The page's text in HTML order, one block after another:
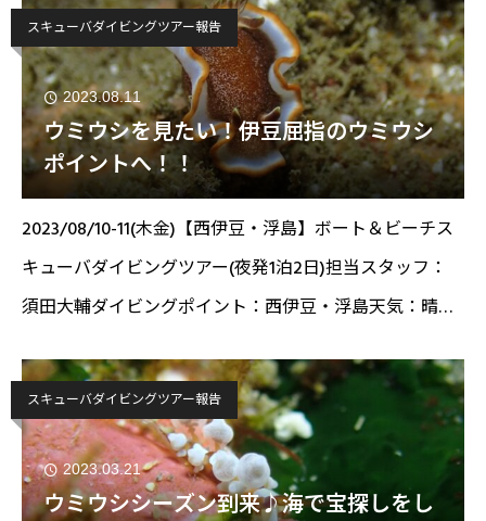
須田で
スキューバダイビングツアー報告
2023.08.11
ウミウシを見たい！伊豆屈指のウミウシ
ポイントへ！！
2023/08/10-11(木金)【西伊豆・浮島】ボート＆ビーチス
キューバダイビングツアー(夜発1泊2日)担当スタッフ：
須田大輔ダイビングポイント：西伊豆・浮島天気：晴れ
タッ
スキューバダイビングツアー報告
2023.03.21
ウミウシシーズン到来♪海で宝探しをし